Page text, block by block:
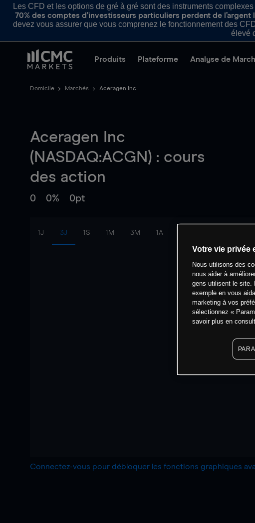
Les CFD et les options de gré à gré sont des instruments
70% des comptes d’investisseurs particuliers perdent de
devez vous assurer que vous comprenez le fonctionnement des
élevé
Produits Plateforme Analyse de
Domicile Marchés Aceragen Inc
Aceragen Inc
(NASDAQ:ACGN) : cours
des action
0 0% 0pt
1J 3J 1S 1M 3M 1A
Connectez-vous pour débloquer les fonctions graphiques
Votre vie privée
Nous utilisons des
nous aider à
gens utilisent le site.
exemple en vous
marketing à vos
sélectionnez «
savoir plus en